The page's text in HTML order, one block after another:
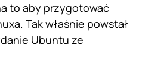
to aby przygotować
Tak właśnie powstał
Ubuntu ze